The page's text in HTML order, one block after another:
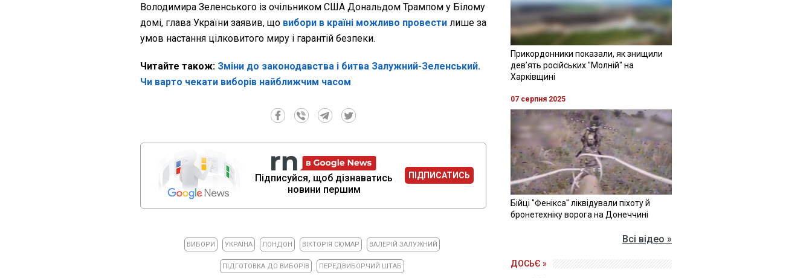
Володимира Зеленського із очільником США Дональдом Трампом у Білому
домі, глава України заявив, що вибори в країні можливо провести лише за
умов настання цілковитого миру і гарантій безпеки.
Читайте також: Зміни до законодавства і битва Залужний-Зеленський.
Чи варто чекати виборів найближчим часом
Підписуйся, щоб дізнаватись
новини першим
ПІДПИСАТИСЬ
ВИБОРИ УКРАЇНА ЛОНДОН ВІКТОРІЯ СЮМАР ВАЛЕРІЙ ЗАЛУЖНИЙ
ПІДГОТОВКА ДО ВИБОРІВ ПЕРЕДВИБОРЧИЙ ШТАБ
Прикордонники показали, як знищили
девʼять російських "Молній" на
Харківщині
07 серпня 2025
Бійці "Фенікса" ліквідували піхоту й
бронетехніку ворога на Донеччині
Всі відео »
ДОСЬЄ »